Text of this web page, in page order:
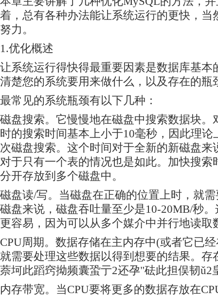
着，总有各种办法能让系统运行的更快，当
努力。
1.优化概述
让系统运行得快得最重要因素是数据库基本
清楚您的系统要用来做什么，以及存在的瓶
最常见的系统瓶颈有以下几种：
磁盘搜索。它慢慢地在磁盘中搜索数据块。
时的搜索时间基本上小于10毫秒，因此理论
次磁盘搜索。这个时间对于全新的新磁盘来
对于只有一个表的情况也是如此。加快搜索
分开存放到多个磁盘中。
磁盘读/写。当磁盘在正确的位置上时，就
磁盘来说，磁盘吞吐量至少是10-20MB/秒
更容易，因为可以从多个媒介中并行地读取
CPU周期。数据存储在主内存中(或者它已
就需要处理这些数据以得到想要的结果。存
萘坷此蹈窍拗频囊蛩亍2还孕"砝此担俣韧ǔ2
内存带宽。当CPU要将更多的数据存放在